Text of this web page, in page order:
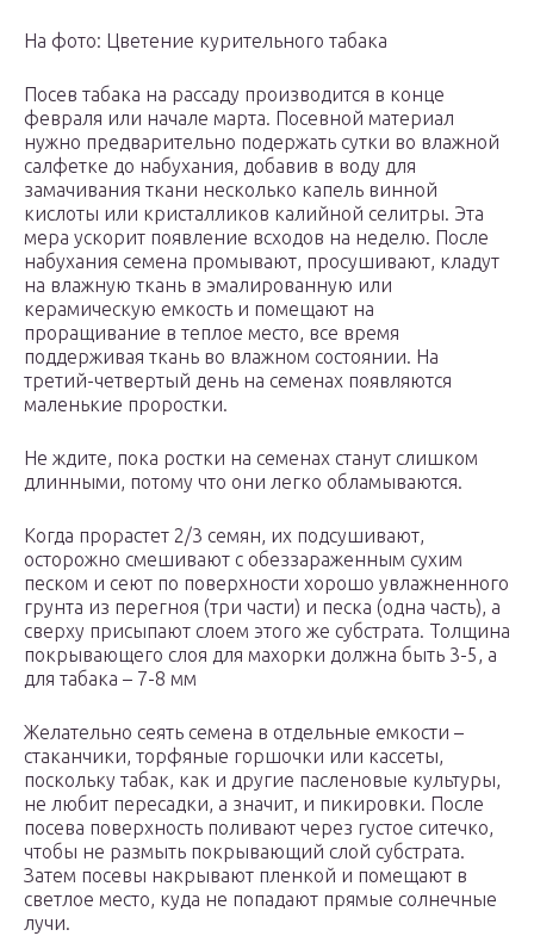
На фото: Цветение курительного табака
Посев табака на рассаду производится в конце
февраля или начале марта. Посевной материал
нужно предварительно подержать сутки во влажной
салфетке до набухания, добавив в воду для
замачивания ткани несколько капель винной
кислоты или кристалликов калийной селитры. Эта
мера ускорит появление всходов на неделю. После
набухания семена промывают, просушивают, кладут
на влажную ткань в эмалированную или
керамическую емкость и помещают на
проращивание в теплое место, все время
поддерживая ткань во влажном состоянии. На
третий-четвертый день на семенах появляются
маленькие проростки.
Не ждите, пока ростки на семенах станут слишком
длинными, потому что они легко обламываются.
Когда прорастет 2/3 семян, их подсушивают,
осторожно смешивают с обеззараженным сухим
песком и сеют по поверхности хорошо увлажненного
грунта из перегноя (три части) и песка (одна часть), а
сверху присыпают слоем этого же субстрата. Толщина
покрывающего слоя для махорки должна быть 3-5, а
для табака – 7-8 мм
Желательно сеять семена в отдельные емкости –
стаканчики, торфяные горшочки или кассеты,
поскольку табак, как и другие пасленовые культуры,
не любит пересадки, а значит, и пикировки. После
посева поверхность поливают через густое ситечко,
чтобы не размыть покрывающий слой субстрата.
Затем посевы накрывают пленкой и помещают в
светлое место, куда не попадают прямые солнечные
лучи.